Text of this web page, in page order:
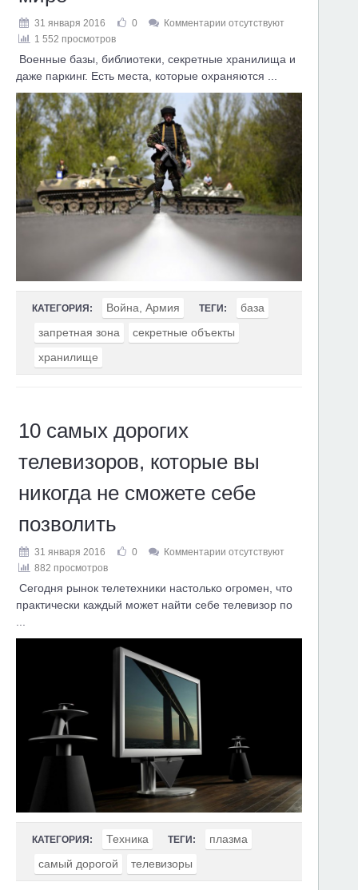
31 января 2016 0
Комментарии отсутствуют
1 552 просмотров
Военные базы, библиотеки, секретные хранилища и
даже паркинг. Есть места, которые охраняются ...
КАТЕГОРИЯ: Война, Армия ТЕГИ:
база
запретная зона
секретные объекты
хранилище
10 самых дорогих
телевизоров, которые вы
никогда не сможете себе
позволить
31 января 2016 0
Комментарии отсутствуют
882 просмотров
Сегодня рынок телетехники настолько огромен, что
практически каждый может найти себе телевизор по
КАТЕГОРИЯ: Техника ТЕГИ:
плазма
самый дорогой
телевизоры